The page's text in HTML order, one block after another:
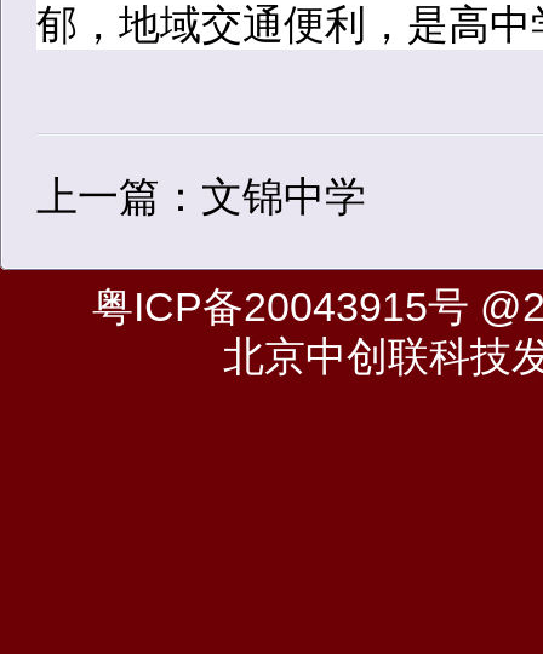
郁，地域交通便利，是高
上一篇：文锦中学
粤ICP备20043915号
北京中创联科技